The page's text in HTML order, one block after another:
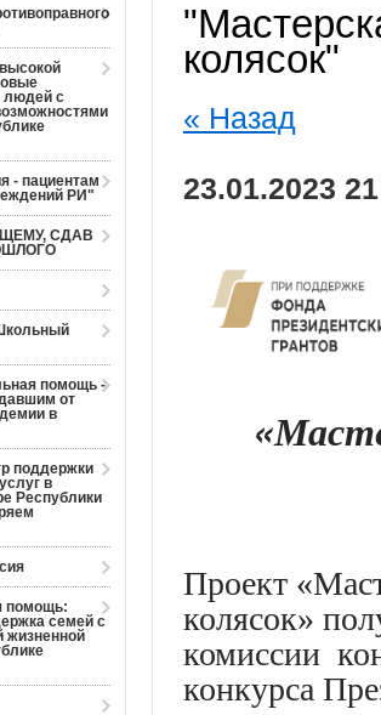
людей с
- пациентам
РИ"
СДАВ
помощь -
от
в
поддержки
в
Республики
помощь:
семей с
жизненной
колясок"
« Назад
23.01.2023
Проект
колясок»
комиссии
конкурса